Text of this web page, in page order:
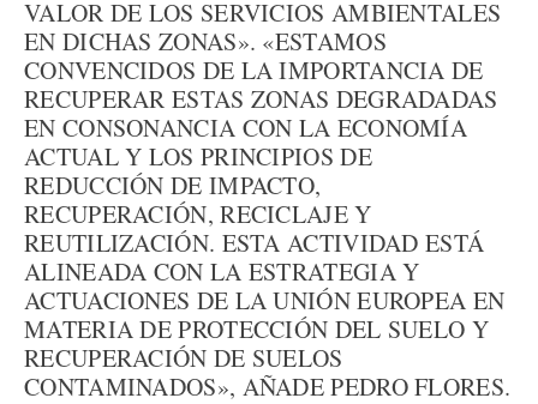
VALOR DE LOS SERVICIOS AMBIENTALES
EN DICHAS ZONAS». «ESTAMOS
CONVENCIDOS DE LA IMPORTANCIA DE
RECUPERAR ESTAS ZONAS DEGRADADAS
EN CONSONANCIA CON LA ECONOMÍA
ACTUAL Y LOS PRINCIPIOS DE
REDUCCIÓN DE IMPACTO,
RECUPERACIÓN, RECICLAJE Y
REUTILIZACIÓN. ESTA ACTIVIDAD ESTÁ
ALINEADA CON LA ESTRATEGIA Y
ACTUACIONES DE LA UNIÓN EUROPEA EN
MATERIA DE PROTECCIÓN DEL SUELO Y
RECUPERACIÓN DE SUELOS
CONTAMINADOS», AÑADE PEDRO FLORES.